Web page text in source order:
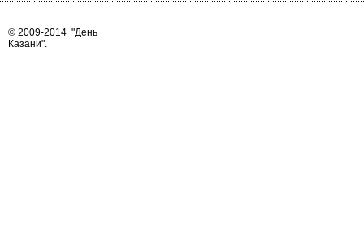
© 2009-2014 "День
Казани".